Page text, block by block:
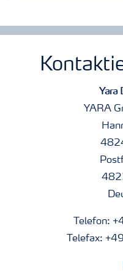
Yara
YARA
Telefon:
Telefax: